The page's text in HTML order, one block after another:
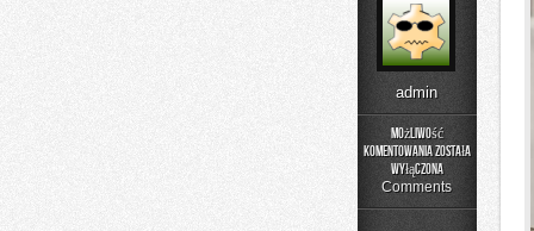
admin
Możliwość
komentowania
Argentyny
została
wyłączona
Comments